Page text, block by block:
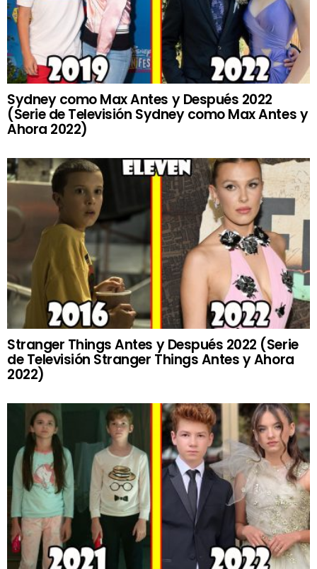
Sydney como Max Antes y Después 2022
(Serie de Televisión Sydney como Max Antes y
Ahora 2022)
Stranger Things Antes y Después 2022 (Serie
de Televisión Stranger Things Antes y Ahora
2022)